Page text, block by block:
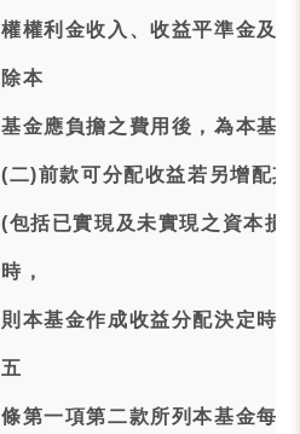
權權利金收入、收益平準金及
除本
基金應負擔之費用後，為本基
(二)前款可分配收益若另增配
(包括已實現及未實現之資本損
時，
則本基金作成收益分配決定時
五
條第一項第二款所列本基金每